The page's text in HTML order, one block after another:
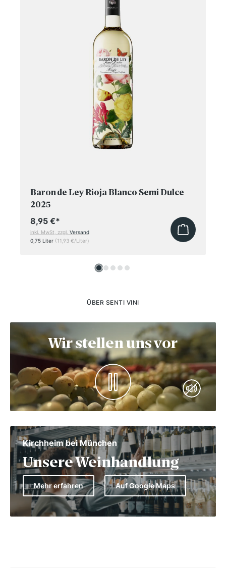
Baron de Ley Rioja Blanco Semi Dulce
2025
8,95 €*
inkl. MwSt, zzgl. Versand
0,75 Liter (11,93 €/Liter)
ÜBER SENTI VINI
Wir stellen uns vor
Kirchheim bei München
Unsere Weinhandlung
Mehr erfahren Auf Google Maps